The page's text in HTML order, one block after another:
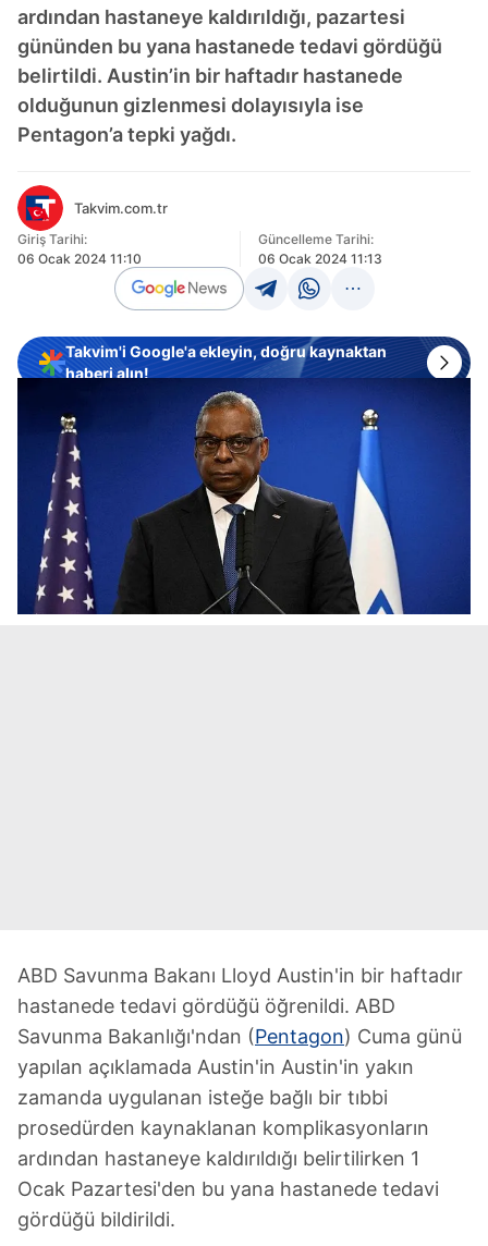
ardından hastaneye kaldırıldığı, pazartesi
gününden bu yana hastanede tedavi gördüğü
belirtildi. Austin’in bir haftadır hastanede
olduğunun gizlenmesi dolayısıyla ise
Pentagon’a tepki yağdı.
Takvim.com.tr
Giriş Tarihi:
06 Ocak 2024 11:10
Güncelleme Tarihi:
06 Ocak 2024 11:13
Takvim'i Google'a ekleyin, doğru kaynaktan
haberi alın!
ABD Savunma Bakanı Lloyd Austin'in bir haftadır
hastanede tedavi gördüğü öğrenildi. ABD
Savunma Bakanlığı'ndan (Pentagon) Cuma günü
yapılan açıklamada Austin'in Austin'in yakın
zamanda uygulanan isteğe bağlı bir tıbbi
prosedürden kaynaklanan komplikasyonların
ardından hastaneye kaldırıldığı belirtilirken 1
Ocak Pazartesi'den bu yana hastanede tedavi
gördüğü bildirildi.